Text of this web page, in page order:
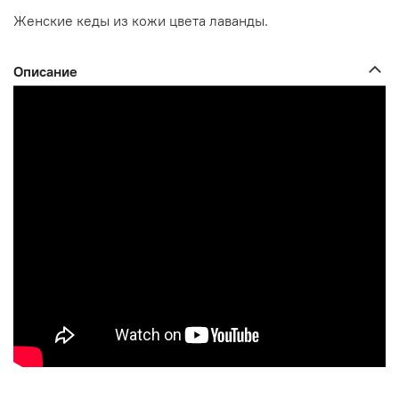
Женские кеды из кожи цвета лаванды.
Описание